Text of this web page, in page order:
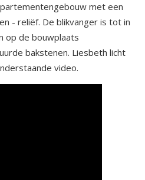
met een
- reliëf. De blikvanger is tot in
op de bouwplaats
bakstenen. Liesbeth licht
video.